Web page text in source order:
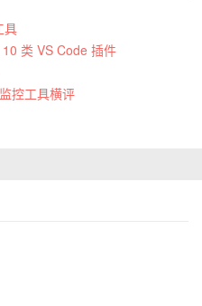
具
类 VS Code 插件
控工具横评